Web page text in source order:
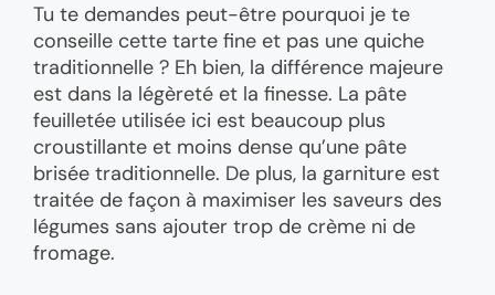
Tu te demandes peut-être pourquoi je te
conseille cette tarte fine et pas une quiche
traditionnelle ? Eh bien, la différence majeure
est dans la légèreté et la finesse. La pâte
feuilletée utilisée ici est beaucoup plus
croustillante et moins dense qu’une pâte
brisée traditionnelle. De plus, la garniture est
traitée de façon à maximiser les saveurs des
légumes sans ajouter trop de crème ni de
fromage.